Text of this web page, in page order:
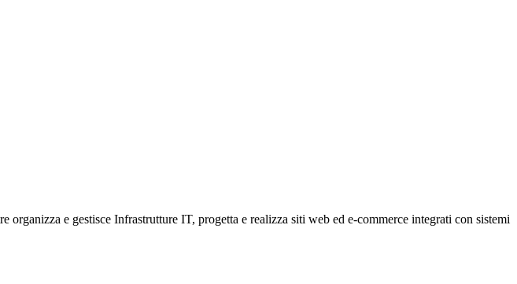
e gestisce Infrastrutture IT, progetta e realizza siti web ed e-commerce integrati con sistemi